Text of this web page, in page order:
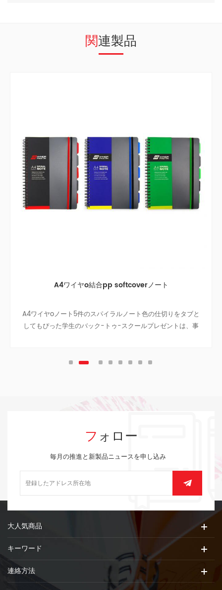
関連製品
A4ワイヤo結合pp softcoverノート
ワイヤoノート5件のスパイラルノート色の仕切りをタブと
してもぴった学生のバック-トゥ-スクールプレゼントは、事
フォロー
毎月の推進と新製品ニュースを申し込み
大人気商品
キーワード
連絡方法